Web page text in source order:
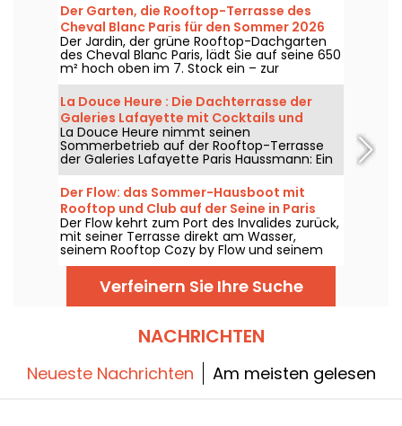
Der Garten, die Rooftop-Terrasse des
Cheval Blanc Paris für den Sommer 2026
Der Jardin, der grüne Rooftop-Dachgarten
des Cheval Blanc Paris, lädt Sie auf seine 650
m² hoch oben im 7. Stock ein – zur
Sommersaison 2026. Dort genießen Sie die
frische Karte von William Béquin und die
berühmten Eisbecher von Maxime Frédéric,
von Mittwoch bis Sonntag den ganzen
Sommer lang.
La Douce Heure : Die Dachterrasse der
Galeries Lafayette mit Cocktails und
Tapas von Cyril Lignac
La Douce Heure nimmt seinen
Sommerbetrieb auf der Rooftop-Terrasse
der Galeries Lafayette Paris Haussmann: Ein
temporärer Bar-Ort mit Riviera-Feeling,
Cocktails mit Holunderblüten und zum
Teilen bestimmte Teller von Cyril Lignac –
vom 18. Juni bis zum 31. August 2026 zu
entdecken.
Der Flow: das Sommer-Hausboot mit
Rooftop und Club auf der Seine in Paris
Der Flow kehrt zum Port des Invalides zurück,
mit seiner Terrasse direkt am Wasser,
seinem Rooftop Cozy by Flow und seinem
Club in der Kajüte, zwischen Street Food,
Cocktails, DJ-Sets und Sommerabenden an
der Seine.Verfeinern Sie Ihre Suche
NACHRICHTEN
Neueste Nachrichten Am meisten gelesen